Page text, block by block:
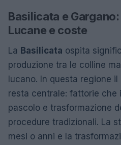
Basilicata e
Lucane e coste
La Basilicata ospita
produzione tra le colline
lucano. In questa regione il
resta centrale: fattorie che
pascolo e trasformazione
procedure tradizionali. La
mesi o anni e la